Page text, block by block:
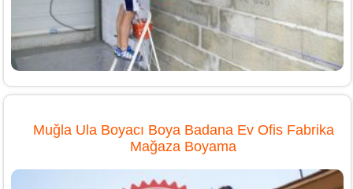
Muğla Ula Boyacı Boya Badana Ev Ofis Fabrika
Mağaza Boyama